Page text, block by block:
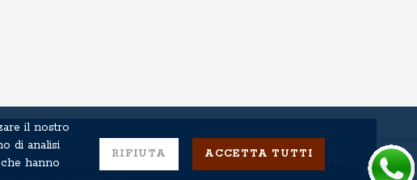
il nostro
di analisi
hanno
ACCETTA TUTTI
RIFIUTA